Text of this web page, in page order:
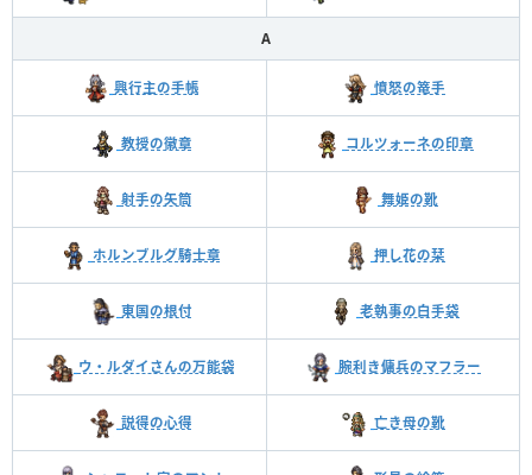
A
興行主の手帳 憤怒の篭手
教授の徽章 コルツォーネの印章
射手の矢筒 舞姫の靴
ホルンブルグ騎士章 押し花の栞
東国の根付 老執事の白手袋
ウ・ルダイさんの万能袋 腕利き傭兵のマフラー
説得の心得 亡き母の靴